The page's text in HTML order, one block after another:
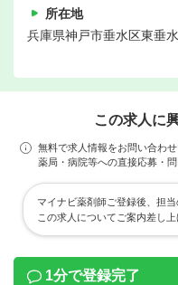
所在地
兵庫県神戸市垂水区東垂
この求人に
無料で求人情報をお問い合わせ
薬局・病院等への直接応募・
マイナビ薬剤師ご登録後、担
この求人についてご案内差し上
1分で登録完了